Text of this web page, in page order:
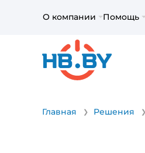
О компании Помощь
Главная Решения